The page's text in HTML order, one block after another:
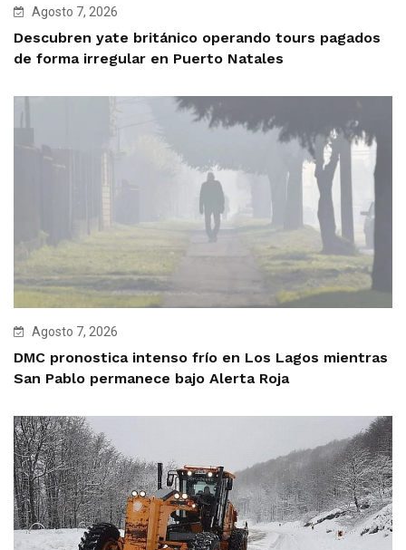
Agosto 7, 2026
Descubren yate británico operando tours pagados
de forma irregular en Puerto Natales
Agosto 7, 2026
DMC pronostica intenso frío en Los Lagos mientras
San Pablo permanece bajo Alerta Roja